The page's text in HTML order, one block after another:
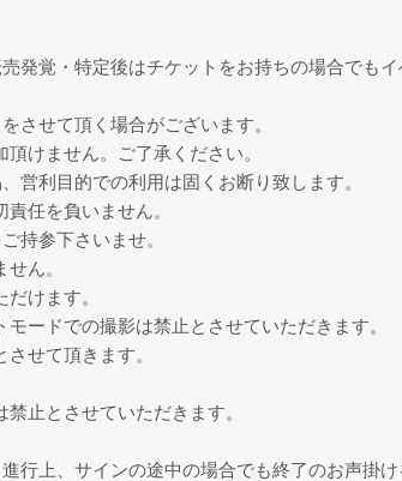
発覚・特定後はチケットをお持ちの場合でも
させて頂く場合がございます。
けません。ご了承ください。
営利目的での利用は固くお断り致します。
任を負いません。
持参下さいませ。
ん。
けます。
ードでの撮影は禁止とさせていただきます。
せて頂きます。
止とさせていただきます。
行上、サインの途中の場合でも終了のお声掛